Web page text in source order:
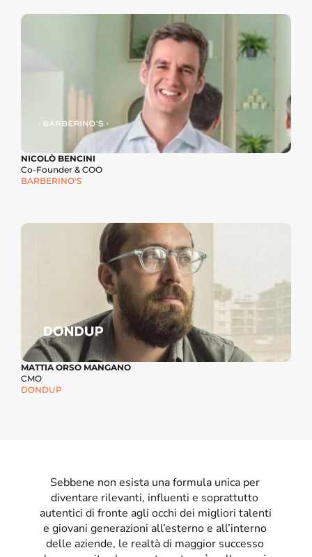
NICOLÒ BENCINI
Co-Founder & COO
BARBERINO'S
MATTIA ORSO MANGANO
CMO
DONDUP
Sebbene non esista una formula unica per
diventare rilevanti, influenti e soprattutto
autentici di fronte agli occhi dei migliori talenti
e giovani generazioni all’esterno e all’interno
delle aziende, le realtà di maggior successo